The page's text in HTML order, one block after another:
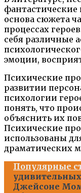
фантастические
основа сюжета
процессах
себя различные
эмоции,
Психические
развитии
психологии
понять, что
объяснить их
Психические
использованы
драматических
Популярные
Джейсоне